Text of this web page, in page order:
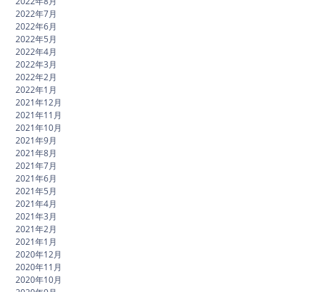
2022年7月
2022年6月
2022年5月
2022年4月
2022年3月
2022年2月
2022年1月
2021年12月
2021年11月
2021年10月
2021年9月
2021年8月
2021年7月
2021年6月
2021年5月
2021年4月
2021年3月
2021年2月
2021年1月
2020年12月
2020年11月
2020年10月